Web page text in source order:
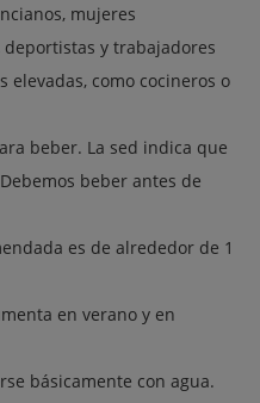
mujeres
y trabajadores
elevadas, como cocineros o
beber. La sed indica que
beber antes de
es de alrededor de 1
en verano y en
básicamente con agua.